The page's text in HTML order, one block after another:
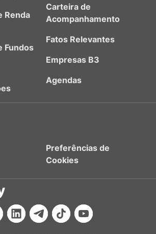
Renda
Fundos
Carteira de
Acompanhamento
Fatos Relevantes
Empresas B3
Agendas
Preferências de
Cookies